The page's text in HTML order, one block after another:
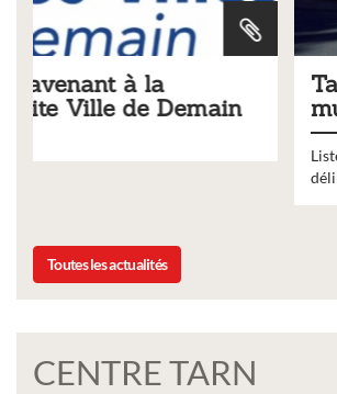
Tarifs 2026 des
municipaux
Liste des tarifs 2026 des
délibération du conseil
Toutes les actualités
CENTRE TARN